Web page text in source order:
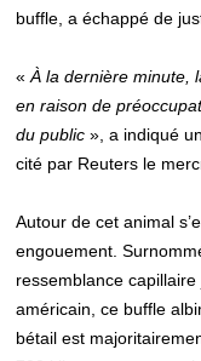
buffle, a échappé de
«À la dernière minute,
en raison de
du public », a indiqué
cité par Reuters le
Autour de cet animal
engouement.
ressemblance
américain, ce buffle
bétail est